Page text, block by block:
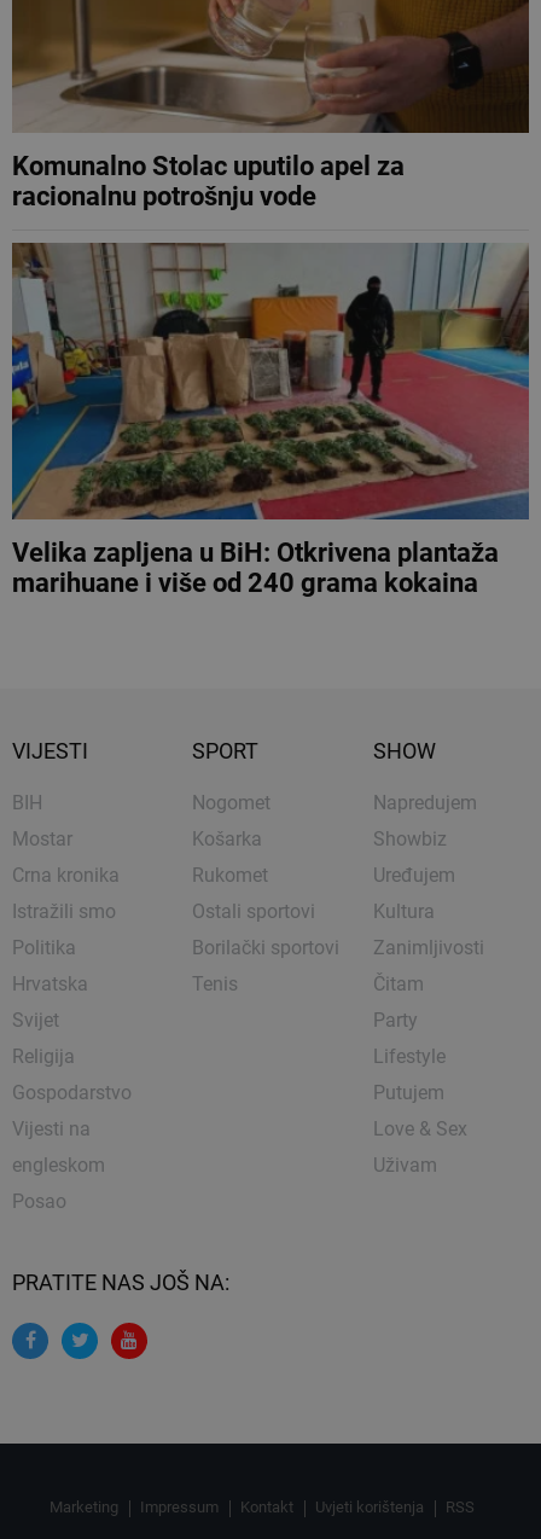
Komunalno Stolac uputilo apel za
racionalnu potrošnju vode
Velika zapljena u BiH: Otkrivena plantaža
marihuane i više od 240 grama kokaina
VIJESTI
BIH
Mostar
Crna kronika
Istražili smo
Politika
Hrvatska
Svijet
Religija
Gospodarstvo
Vijesti na
engleskom
Posao
SPORT
Nogomet
Košarka
Rukomet
Ostali sportovi
Borilački sportovi
Tenis
SHOW
Napredujem
Showbiz
Uređujem
Kultura
Zanimljivosti
Čitam
Party
Lifestyle
Putujem
Love & Sex
Uživam
PRATITE NAS JOŠ NA:
Marketing Impressum Kontakt Uvjeti korištenja RSS